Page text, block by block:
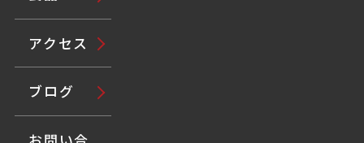
アクセス
ブログ